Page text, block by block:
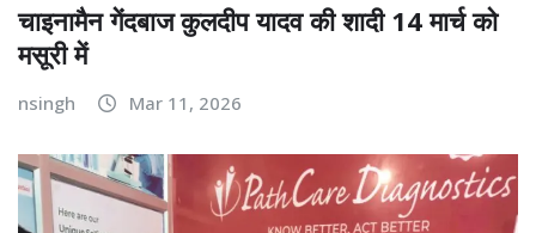
चाइनामैन गेंदबाज कुलदीप यादव की शादी 14 मार्च को
मसूरी में
nsingh Mar 11, 2026